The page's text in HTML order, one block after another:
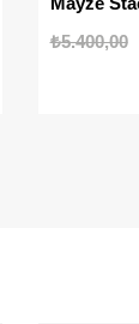
₺5.400,00